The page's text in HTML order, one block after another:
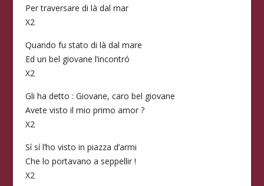
Per traversare di là dal mar
X2
Quando fu stato di là dal mare
Ed un bel giovane l’incontró
X2
Gli ha detto : Giovane, caro bel giovane
Avete visto il mio primo amor ?
X2
Sí sí l’ho visto in piazza d’armi
Che lo portavano a seppellir !
X2